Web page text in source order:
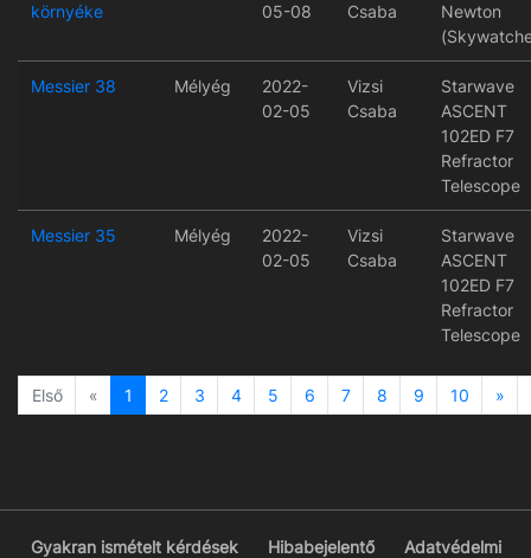
környéke
05-08
Csaba
Newton
Messier 38 Mélyég
2022-
02-05
Vizsi
Csaba
Starwave
ASCENT
102ED F7
Refractor
Telescope
Messier 35 Mélyég
2022-
02-05
Vizsi
Csaba
Starwave
ASCENT
102ED F7
Refractor
Telescope
Első « Previous
1 2 3 4 5 6 7 8 9 10 »
Gyakran ismételt kérdések Hibabejelentő
Adatvédelmi